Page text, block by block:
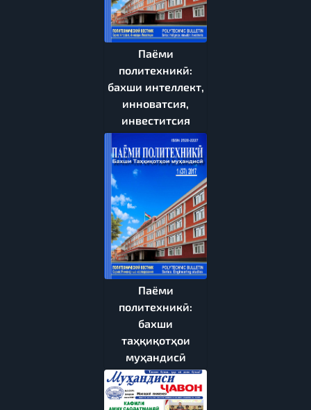
Паёми
политехникӣ:
бахши интеллект,
инноватсия,
инвеститсия
Паёми
политехникӣ:
бахши
таҳқиқотҳои
муҳандисӣ